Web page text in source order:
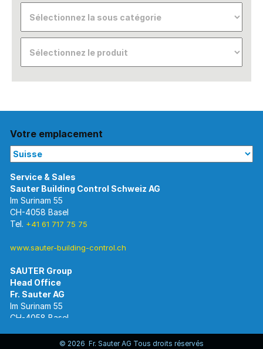
Votre emplacement
Im Surinam 55
CH-4058 Basel
Tel. +41 61 717 75 75
www.sauter-building-control.ch
SAUTER Group
Head Office
Im Surinam 55
CH-4058 Basel
www.sauter-controls.com© 2026 Fr. Sauter AG Tous droits réservés